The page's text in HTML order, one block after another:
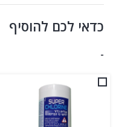
כדאי לכם להוסיף
-